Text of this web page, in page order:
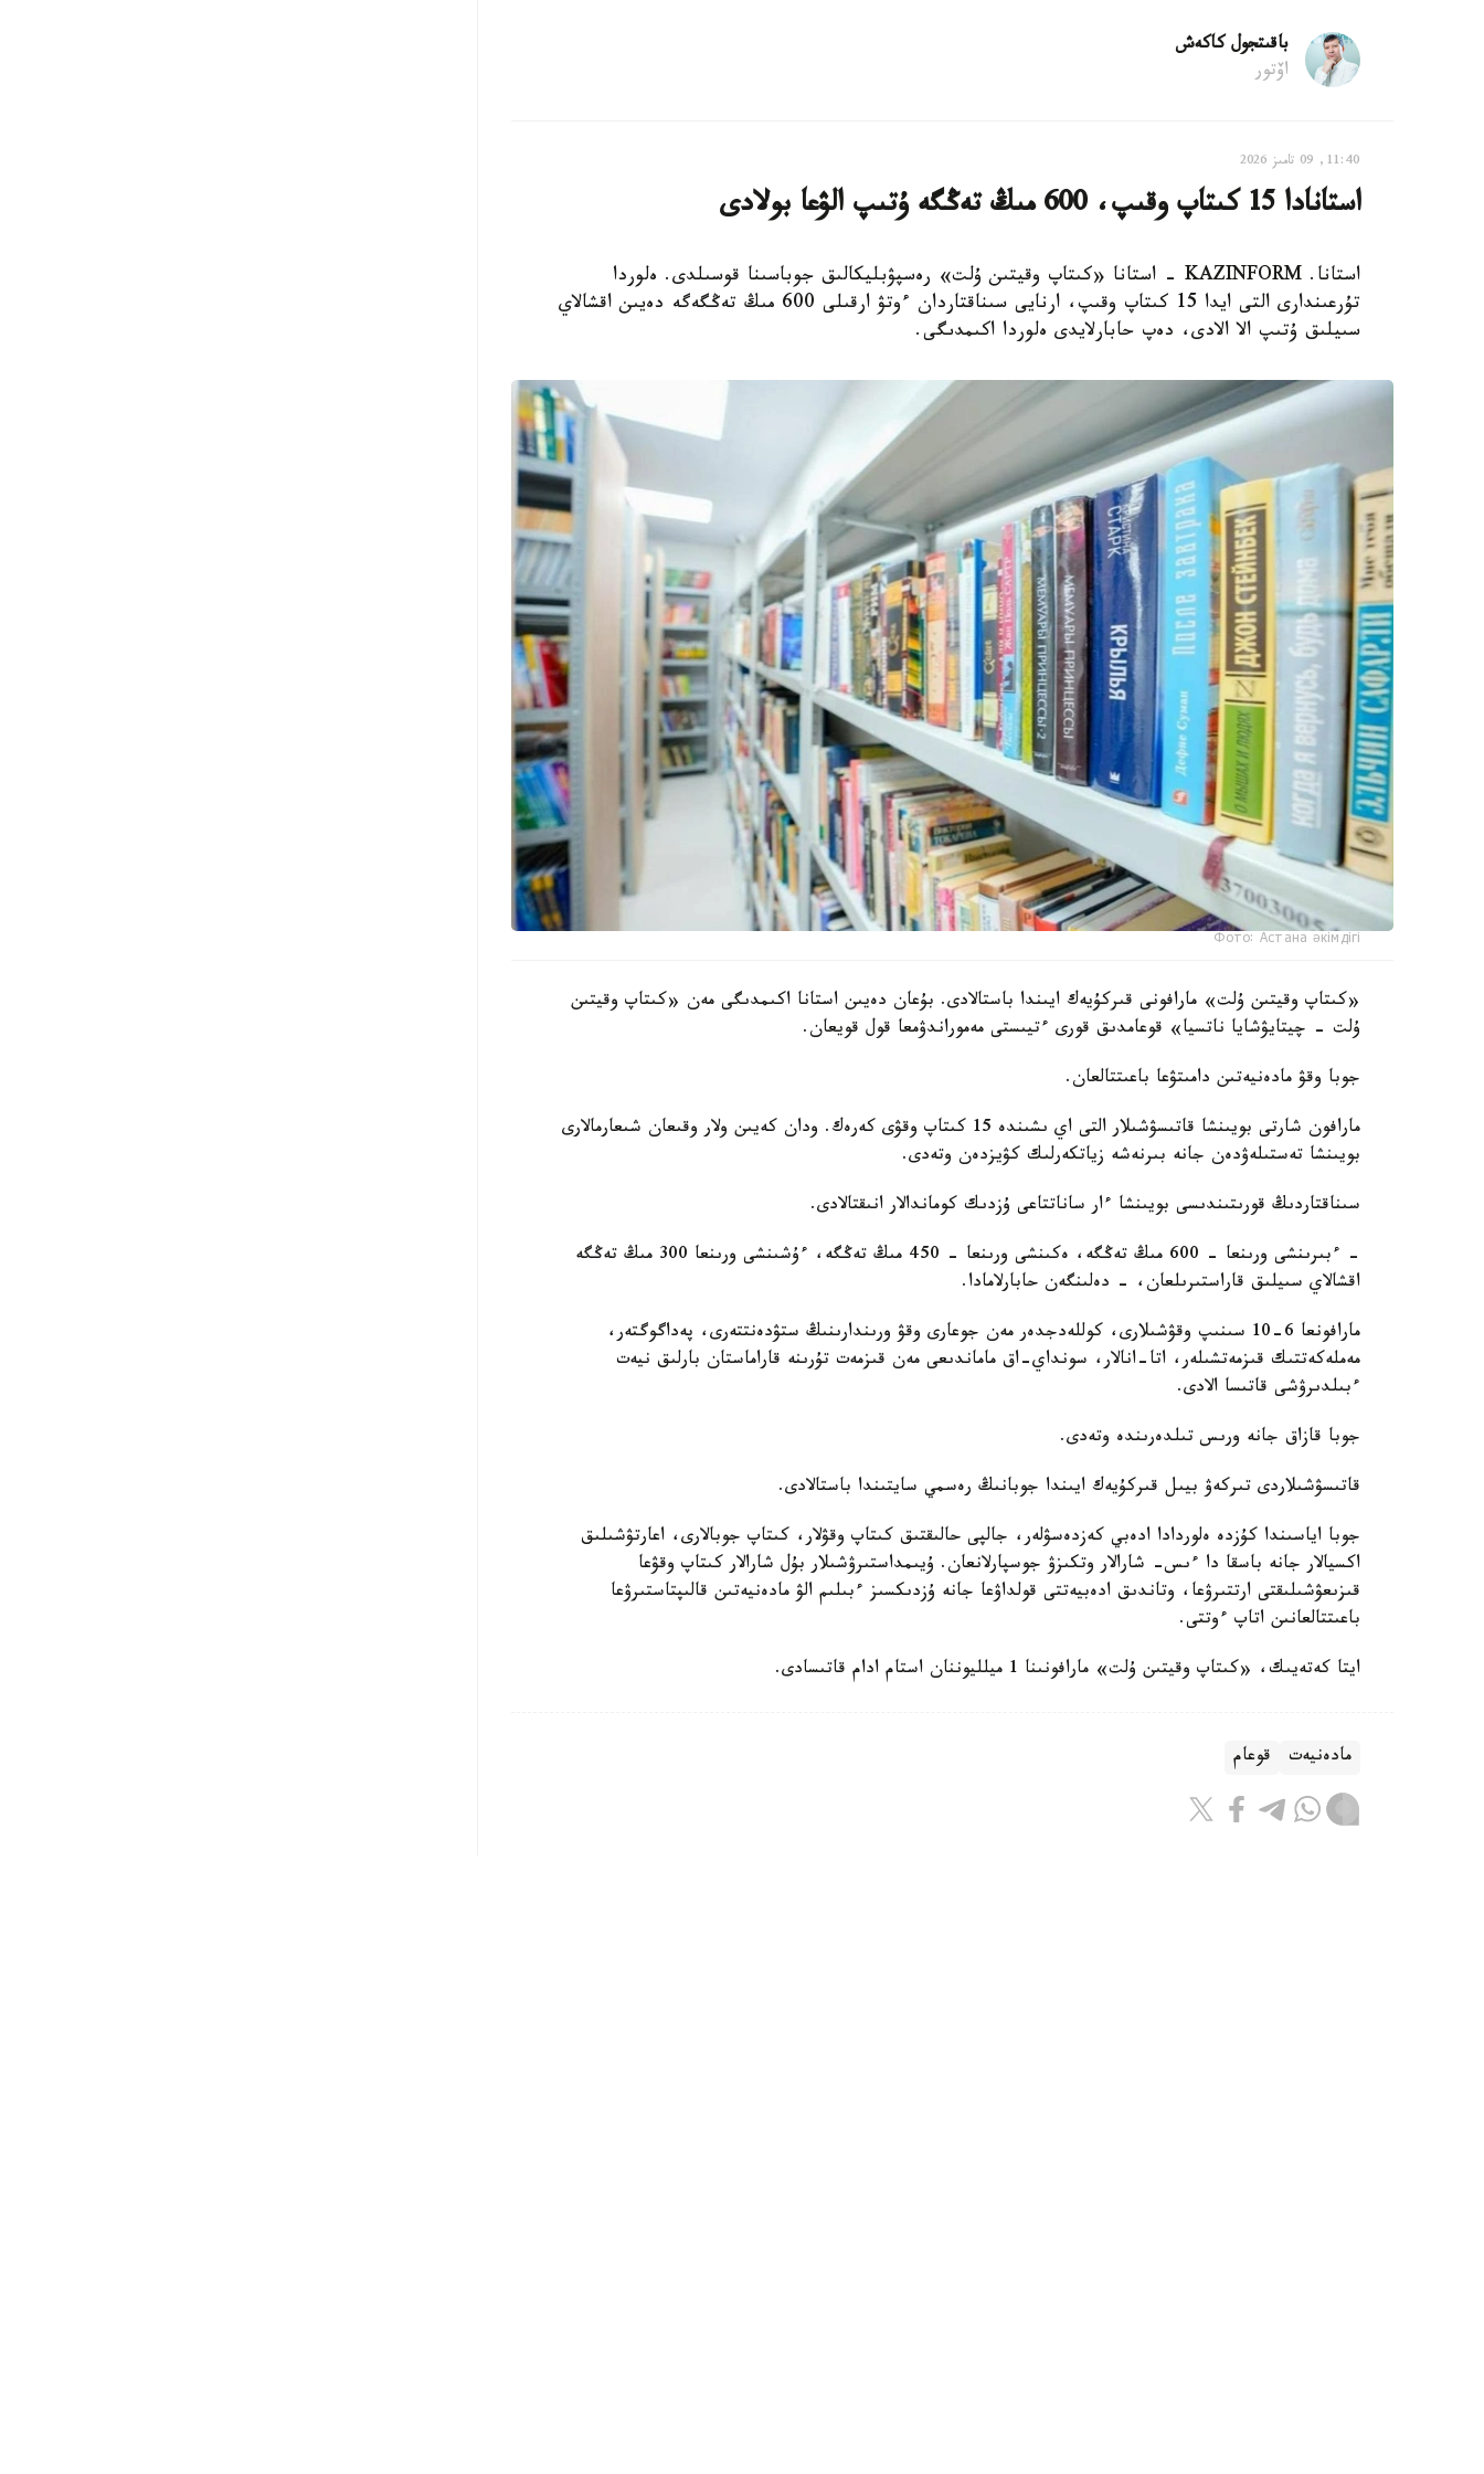
باقىتجول كاكەش
اۆتور
11:40, 09 تامىز 2026
استانادا 15 كىتاپ وقىپ، 600 مىڭ تەڭگە ۇتىپ الۋعا بولادى
استانا. KAZINFORM - استانا «كىتاپ وقيتىن ۇلت» رەسپۋبليكالىق جوباسىنا قوسىلدى. ەلوردا
تۇرعىندارى التى ايدا 15 كىتاپ وقىپ، ارنايى سىناقتاردان ءوتۋ ارقىلى 600 مىڭ تەڭگەگە دەيىن اقشالاي
سىيلىق ۇتىپ الا الادى، دەپ حابارلايدى ەلوردا اكىمدىگى.
Фото: Астана әкімдігі
«كىتاپ وقيتىن ۇلت» مارافونى قىركۇيەك ايىندا باستالادى. بۇعان دەيىن استانا اكىمدىگى مەن «كىتاپ وقيتىن
ۇلت - چيتايۋشايا ناتسيا» قوعامدىق قورى ءتيىستى مەموراندۋمعا قول قويعان.
جوبا وقۋ مادەنيەتىن دامىتۋعا باعىتتالعان.
مارافون شارتى بويىنشا قاتىسۋشىلار التى اي ىشىندە 15 كىتاپ وقۋى كەرەك. ودان كەيىن ولار وقىعان شىعارمالارى
بويىنشا تەستىلەۋدەن جانە بىرنەشە زياتكەرلىك كۋيزدەن وتەدى.
سىناقتاردىڭ قورىتىندىسى بويىنشا ءار ساناتتاعى ۇزدىك كوماندالار انىقتالادى.
- ءبىرىنشى ورىنعا - 600 مىڭ تەڭگە، ەكىنشى ورىنعا - 450 مىڭ تەڭگە، ءۇشىنشى ورىنعا 300 مىڭ تەڭگە
اقشالاي سىيلىق قاراستىرىلعان، - دەلىنگەن حابارلامادا.
مارافونعا 6-10 سىنىپ وقۋشىلارى، كوللەدجدەر مەن جوعارى وقۋ ورىندارىنىڭ ستۋدەنتتەرى، پەداگوگتەر،
مەملەكەتتىك قىزمەتشىلەر، اتا-انالار، سونداي-اق ماماندىعى مەن قىزمەت تۇرىنە قاراماستان بارلىق نيەت
ءبىلدىرۋشى قاتىسا الادى.
جوبا قازاق جانە ورىس تىلدەرىندە وتەدى.
قاتىسۋشىلاردى تىركەۋ بيىل قىركۇيەك ايىندا جوبانىڭ رەسمي سايتىندا باستالادى.
جوبا اياسىندا كۇزدە ەلوردادا ادەبي كەزدەسۋلەر، جالپى حالىقتىق كىتاپ وقۋلار، كىتاپ جوبالارى، اعارتۋشىلىق
اكسيالار جانە باسقا دا ءىس- شارالار وتكىزۋ جوسپارلانعان. ۇيىمداستىرۋشىلار بۇل شارالار كىتاپ وقۋعا
قىزىعۋشىلىقتى ارتتىرۋعا، وتاندىق ادەبيەتتى قولداۋعا جانە ۇزدىكسىز ءبىلىم الۋ مادەنيەتىن قالىپتاستىرۋعا
باعىتتالعانىن اتاپ ءوتتى.
ايتا كەتەيىك، «كىتاپ وقيتىن ۇلت» مارافونىنا 1 ميلليوننان استام ادام قاتىسادى.
مادەنيەت قوعام